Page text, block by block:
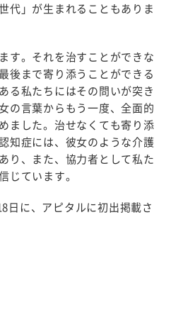
代」が生まれることもありま
す。それを治すことができな
後まで寄り添うことができる
る私たちにはその問いが突き
の言葉からもう一度、全面的
ました。治せなくても寄り添
知症には、彼女のような介護
り、また、協力者として私た
じています。
に、アピタルに初出掲載さ